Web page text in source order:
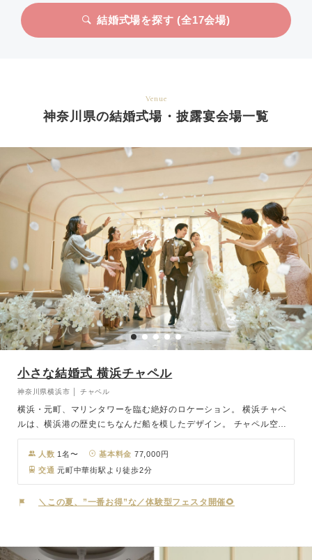
結婚式場を探す (全17会場)
Venue
神奈川県の結婚式場・披露宴会場一覧
小さな結婚式 横浜チャペル
神奈川県横浜市 │ チャペル
横浜・元町、マリンタワーを臨む絶好のロケーション。 横浜チャペ
ルは、横浜港の歴史にちなんだ船を模したデザイン。 チャペル空間
は船の構造に着目し、丸みをもたすことで光で包まれたかのような柔
らかな印象。 バージンロードの先にオニキスを配置、海の宝石のよ
うにチャペルを輝かせます。 挙式の後は、同じ会場内に会食会場も
併設しており、移動の手間なくゲストの皆さまとお食事を楽しめま
す。
人数 1名〜 基本料金 77,000円
交通 元町中華街駅より徒歩2分
＼この夏、”一番お得”な／体験型フェスタ開催🌻